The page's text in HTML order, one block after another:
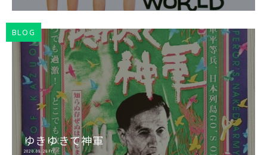
BLOG
ゆきゆきて神軍
2020.08.28 Fri